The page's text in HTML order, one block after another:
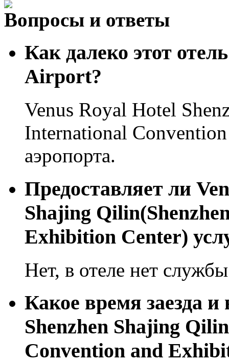
Вопросы и ответы
Как далеко этот
Airport?
Venus Royal Hotel
International
аэропорта.
Предоставляет ли
Shajing
Exhibition Center)
Нет, в отеле нет
Какое время заезда
Shenzhen Shajing
Convention and